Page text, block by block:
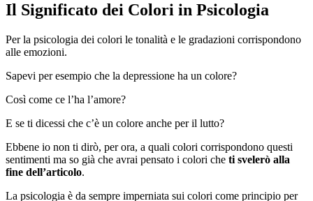
Il Significato dei Colori in Psicologia
Per la psicologia dei colori le tonalità e le gradazioni corrispondono
alle emozioni.
Sapevi per esempio che la depressione ha un colore?
Così come ce l’ha l’amore?
E se ti dicessi che c’è un colore anche per il lutto?
Ebbene io non ti dirò, per ora, a quali colori corrispondono questi
sentimenti ma so già che avrai pensato i colori che ti svelerò alla
fine dell’articolo.
La psicologia è da sempre imperniata sui colori come principio per